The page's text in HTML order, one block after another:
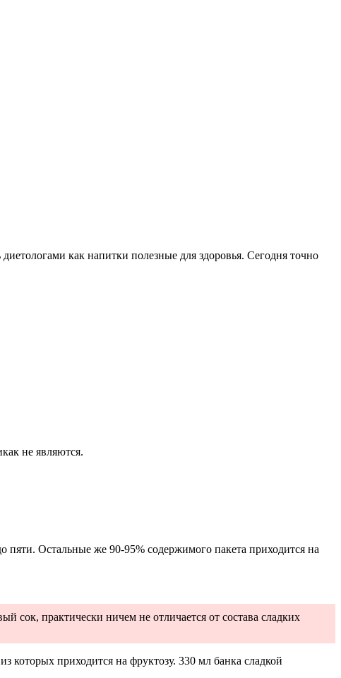
как напитки полезные для здоровья. Сегодня точно
не являются.
пяти. Остальные же 90-95% содержимого пакета приходится на
сок, практически ничем не отличается от состава сладких
которых приходится на фруктозу. 330 мл банка сладкой